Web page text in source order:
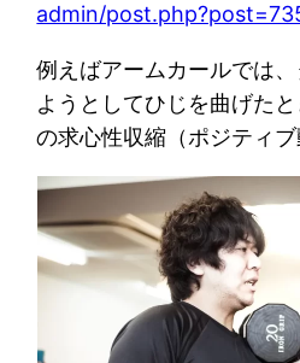
admin/
例えばアームカールでは
ようとしてひじを曲げた
の求心性収縮（ポジティ